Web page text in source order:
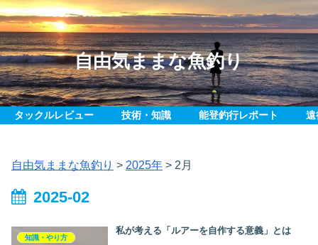
自由気ままな魚釣り
タックルレビュー 技術・知識 能登釣行レポート 遠
自由気ままな魚釣り > 2025年 > 2月
2025-02
知識・やり方
私が考える「ルアーを自作する意義」とは